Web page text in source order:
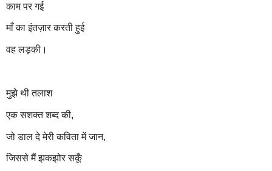
काम पर गई
माँ का इंतज़ार करती हुई
वह लड़की।
मुझे थी तलाश
एक सशक्त शब्द की,
जो डाल दे मेरी कविता में जान,
जिससे मैं झकझोर सकूँ